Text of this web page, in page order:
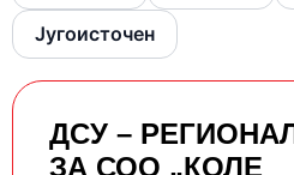
Југоисточен
ДСУ –
ЗА СОО „КОЛЕ